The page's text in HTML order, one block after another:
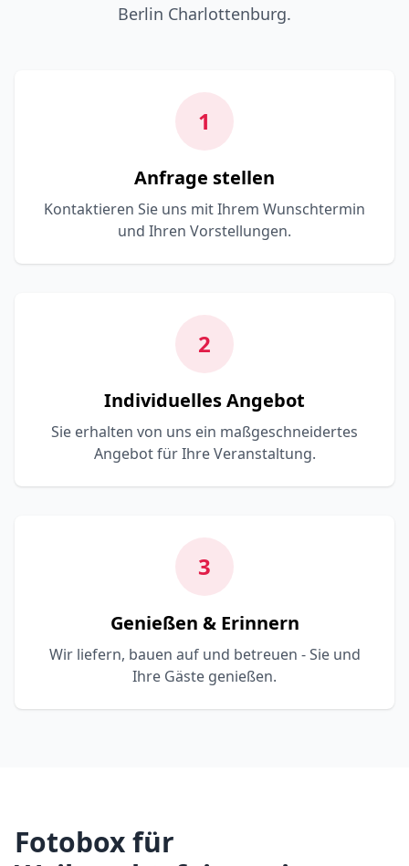
Berlin Charlottenburg.
1
Anfrage stellen
Kontaktieren Sie uns mit Ihrem Wunschtermin
und Ihren Vorstellungen.
2
Individuelles Angebot
Sie erhalten von uns ein maßgeschneidertes
Angebot für Ihre Veranstaltung.
3
Genießen & Erinnern
Wir liefern, bauen auf und betreuen - Sie und
Ihre Gäste genießen.
Fotobox für